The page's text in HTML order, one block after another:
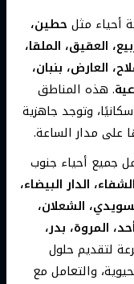
أحياء مثل حطين،
العقيق، الملقا،
العارض، بنبان،
. هذه المناطق
وتوجد جاهزية
على مدار الساعة.
جميع أحياء جنوب
الشفاء، الدار البيضاء،
الشعلان،
المروة، بدر،
لتقديم حلول
والتعامل مع